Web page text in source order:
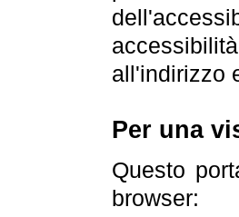
all'indirizzo
Per una
Questo
browser: